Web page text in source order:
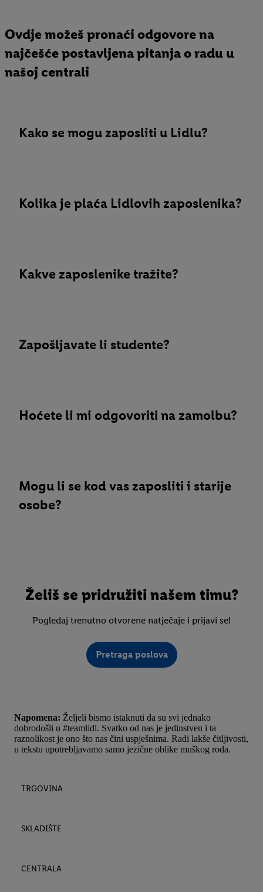
Ovdje možeš pronaći odgovore na
najčešće postavljena pitanja o radu u
našoj centrali
Kako se mogu zaposliti u Lidlu?
Kolika je plaća Lidlovih zaposlenika?
Kakve zaposlenike tražite?
Zapošljavate li studente?
Hoćete li mi odgovoriti na zamolbu?
Mogu li se kod vas zaposliti i starije
osobe?
Želiš se pridružiti našem timu?
Pogledaj trenutno otvorene natječaje i prijavi se!
Pretraga poslova
Napomena: Željeli bismo istaknuti da su svi jednako
dobrodošli u #teamlidl. Svatko od nas je jedinstven i ta
raznolikost je ono što nas čini uspješnima. Radi lakše čitljivosti,
u tekstu upotrebljavamo samo jezične oblike muškog roda.
TRGOVINA
SKLADIŠTE
CENTRALA